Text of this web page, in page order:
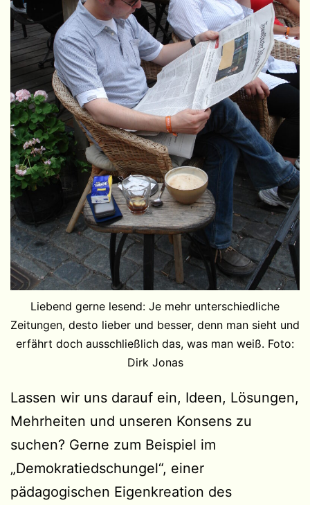
Liebend gerne lesend: Je mehr unterschiedliche
Zeitungen, desto lieber und besser, denn man sieht und
erfährt doch ausschließlich das, was man weiß. Foto:
Dirk Jonas
Lassen wir uns darauf ein, Ideen, Lösungen,
Mehrheiten und unseren Konsens zu
suchen? Gerne zum Beispiel im
„Demokratiedschungel“, einer
pädagogischen Eigenkreation des